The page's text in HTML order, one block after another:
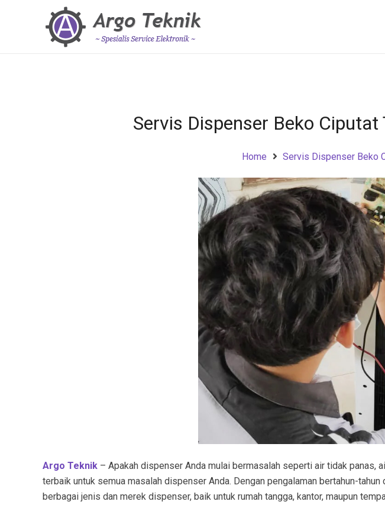
Servis Dispenser Beko
Home Servis Dispenser Beko
Argo Teknik – Apakah dispenser Anda mulai bermasalah seperti air tidak panas,
terbaik untuk semua masalah dispenser Anda. Dengan pengalaman bertahun-tahun
berbagai jenis dan merek dispenser, baik untuk rumah tangga, kantor, maupun